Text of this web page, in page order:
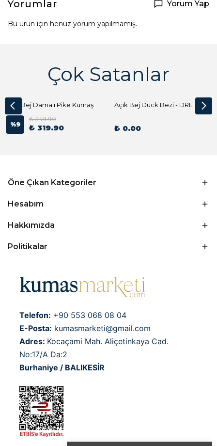
Yorumlar Yorum Yap
Bu ürün için henüz yorum yapılmamış.
Çok Satanlar
Açık Bej Damalı Pike Kumaş
%9
₺ 349.90
₺ 319.90
Açık Bej Duck Bezi - DRE1144 Kumaş Peçete
₺ 0.00
Öne Çıkan Kategoriler
Hesabım
Hakkımızda
Politikalar
Telefon: +90 553 068 08 04
E-Posta: kumasmarketi@gmail.com
Adres: Kocaçami Mah. Aliçetinkaya Cad.
No:17/A Da:2
Burhaniye / BALIKESİR